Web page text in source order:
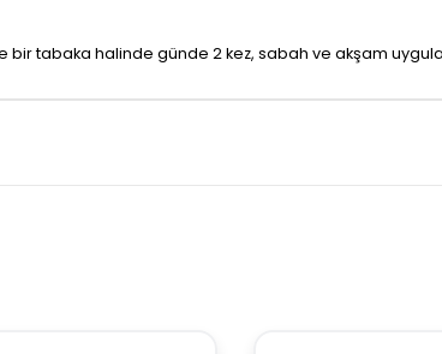
tabaka halinde günde 2 kez, sabah ve akşam